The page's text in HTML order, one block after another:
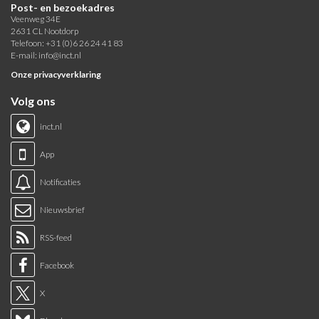
Post- en bezoekadres
Veenweg 34E
2631 CL Nootdorp
Telefoon: +31 (0)6 26 24 41 83
E-mail: info@inct.nl
Onze privacyverklaring
Volg ons
inct.nl
App
Notificaties
Nieuwsbrief
RSS-feed
Facebook
X